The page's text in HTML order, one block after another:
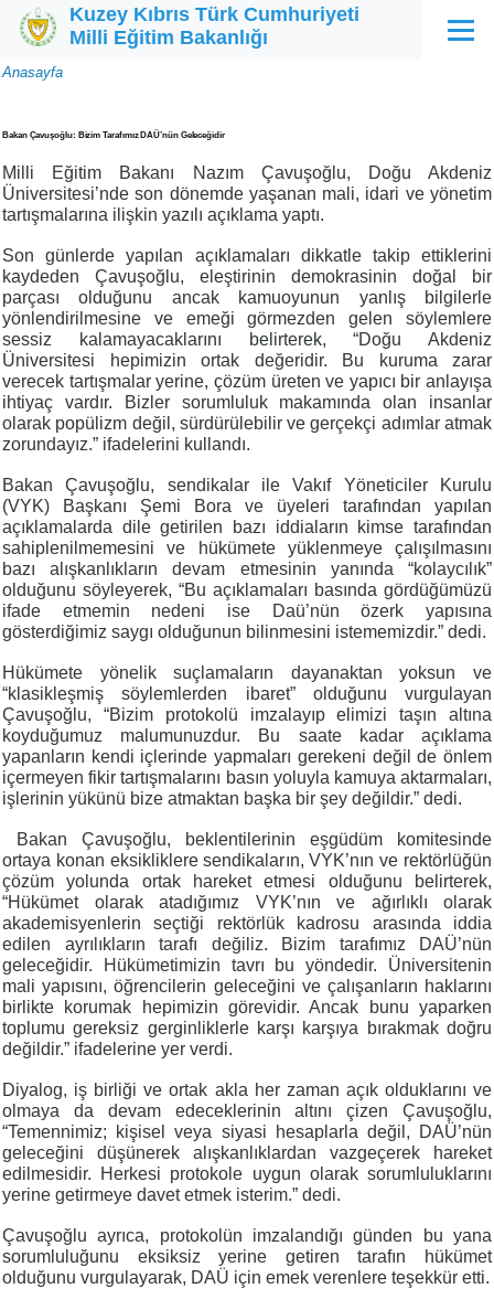
Ana içeriğe atla
Kuzey Kıbrıs Türk Cumhuriyeti
Milli Eğitim Bakanlığı
Menü
Sayfa
Anasayfa
Bakan Çavuşoğlu: Bizim Tarafımız DAÜ’nün Geleceğidir
Milli Eğitim Bakanı Nazım Çavuşoğlu, Doğu Akdeniz
Üniversitesi’nde son dönemde yaşanan mali, idari ve yönetim
tartışmalarına ilişkin yazılı açıklama yaptı.
Son günlerde yapılan açıklamaları dikkatle takip ettiklerini
kaydeden Çavuşoğlu, eleştirinin demokrasinin doğal bir
parçası olduğunu ancak kamuoyunun yanlış bilgilerle
yönlendirilmesine ve emeği görmezden gelen söylemlere
sessiz kalamayacaklarını belirterek, “Doğu Akdeniz
Üniversitesi hepimizin ortak değeridir. Bu kuruma zarar
verecek tartışmalar yerine, çözüm üreten ve yapıcı bir anlayışa
ihtiyaç vardır. Bizler sorumluluk makamında olan insanlar
olarak popülizm değil, sürdürülebilir ve gerçekçi adımlar atmak
zorundayız.” ifadelerini kullandı.
Bakan Çavuşoğlu, sendikalar ile Vakıf Yöneticiler Kurulu
(VYK) Başkanı Şemi Bora ve üyeleri tarafından yapılan
açıklamalarda dile getirilen bazı iddiaların kimse tarafından
sahiplenilmemesini ve hükümete yüklenmeye çalışılmasını
bazı alışkanlıkların devam etmesinin yanında “kolaycılık”
olduğunu söyleyerek, “Bu açıklamaları basında gördüğümüzü
ifade etmemin nedeni ise Daü’nün özerk yapısına
gösterdiğimiz saygı olduğunun bilinmesini istememizdir.” dedi.
Hükümete yönelik suçlamaların dayanaktan yoksun ve
“klasikleşmiş söylemlerden ibaret” olduğunu vurgulayan
Çavuşoğlu, “Bizim protokolü imzalayıp elimizi taşın altına
koyduğumuz malumunuzdur. Bu saate kadar açıklama
yapanların kendi içlerinde yapmaları gerekeni değil de önlem
içermeyen fikir tartışmalarını basın yoluyla kamuya aktarmaları,
işlerinin yükünü bize atmaktan başka bir şey değildir.” dedi.
Bakan Çavuşoğlu, beklentilerinin eşgüdüm komitesinde
ortaya konan eksikliklere sendikaların, VYK’nın ve rektörlüğün
çözüm yolunda ortak hareket etmesi olduğunu belirterek,
“Hükümet olarak atadığımız VYK’nın ve ağırlıklı olarak
akademisyenlerin seçtiği rektörlük kadrosu arasında iddia
edilen ayrılıkların tarafı değiliz. Bizim tarafımız DAÜ’nün
geleceğidir. Hükümetimizin tavrı bu yöndedir. Üniversitenin
mali yapısını, öğrencilerin geleceğini ve çalışanların haklarını
birlikte korumak hepimizin görevidir. Ancak bunu yaparken
toplumu gereksiz gerginliklerle karşı karşıya bırakmak doğru
değildir.” ifadelerine yer verdi.
Diyalog, iş birliği ve ortak akla her zaman açık olduklarını ve
olmaya da devam edeceklerinin altını çizen Çavuşoğlu,
“Temennimiz; kişisel veya siyasi hesaplarla değil, DAÜ’nün
geleceğini düşünerek alışkanlıklardan vazgeçerek hareket
edilmesidir. Herkesi protokole uygun olarak sorumluluklarını
yerine getirmeye davet etmek isterim.” dedi.
Çavuşoğlu ayrıca, protokolün imzalandığı günden bu yana
sorumluluğunu eksiksiz yerine getiren tarafın hükümet
olduğunu vurgulayarak, DAÜ için emek verenlere teşekkür etti.